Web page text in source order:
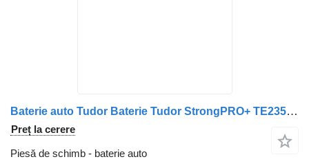
Baterie auto Tudor Baterie Tudor StrongPRO+ TE2353 12V 225Ah 1150A pentru camion StrongPRO HVR TE2353
Preț la cerere
Piesă de schimb - baterie auto